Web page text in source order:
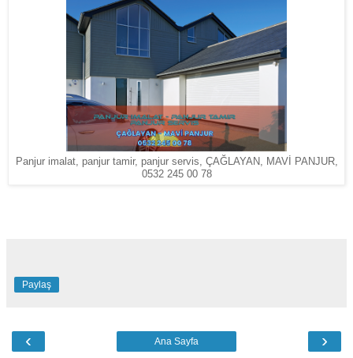
Panjur imalat, panjur tamir, panjur servis, ÇAĞLAYAN, MAVİ PANJUR,
0532 245 00 78
Paylaş
‹ ›
Ana Sayfa